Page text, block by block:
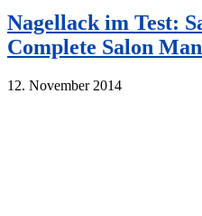
Nagellack im Test:
Complete Salon
12. November 2014